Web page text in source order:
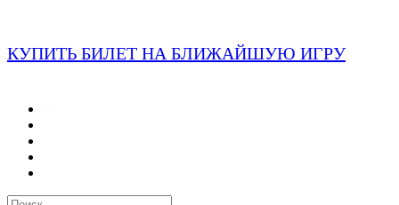
КУПИТЬ БИЛЕТ НА БЛИЖАЙШУЮ ИГРУ